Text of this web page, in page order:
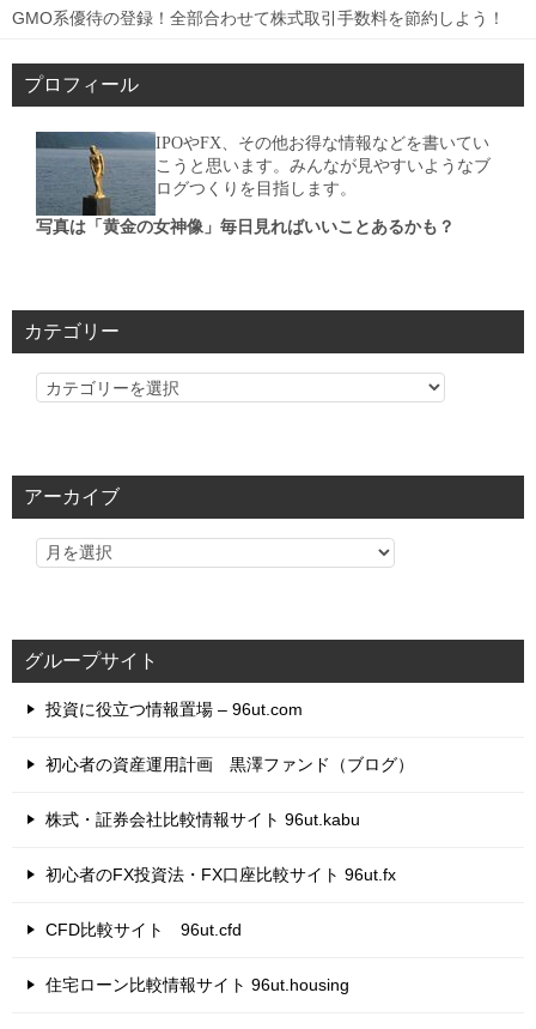
GMO系優待の登録！全部合わせて株式取引手数料を節約しよう！
プロフィール
IPOやFX、その他お得な情報などを書いてい
こうと思います。みんなが見やすいようなブ
ログつくりを目指します。
写真は「黄金の女神像」毎日見ればいいことあるかも？
カテゴリー
カ
リ
アーカイブ
グループサイト
投資に役立つ情報置場 – 96ut.com
初心者の資産運用計画 黒澤ファンド（ブログ）
株式・証券会社比較情報サイト 96ut.kabu
初心者のFX投資法・FX口座比較サイト 96ut.fx
CFD比較サイト 96ut.cfd
住宅ローン比較情報サイト 96ut.housing